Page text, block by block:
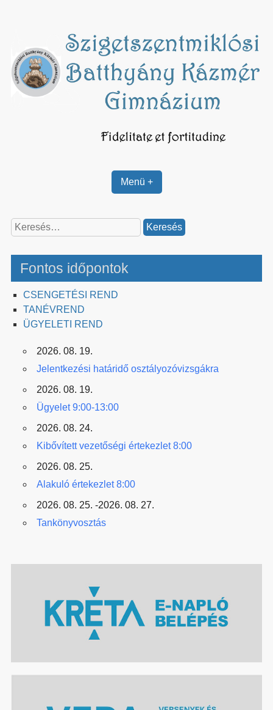
Menü +
Keresés:
Fontos időpontok
CSENGETÉSI REND
TANÉVREND
ÜGYELETI REND
2026. 08. 19.
Jelentkezési határidő osztályozóvizsgákra
2026. 08. 19.
Ügyelet 9:00-13:00
2026. 08. 24.
Kibővített vezetőségi értekezlet 8:00
2026. 08. 25.
Alakuló értekezlet 8:00
2026. 08. 25. -2026. 08. 27.
Tankönyvosztás